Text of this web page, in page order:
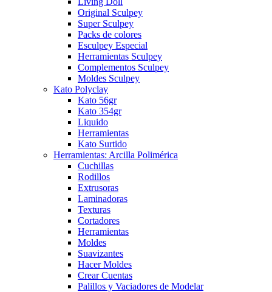
Original Sculpey
Super Sculpey
Packs de colores
Esculpey Especial
Herramientas Sculpey
Complementos Sculpey
Moldes Sculpey
Kato Polyclay
Kato 56gr
Kato 354gr
Liquido
Herramientas
Kato Surtido
Herramientas: Arcilla Polimérica
Cuchillas
Rodillos
Extrusoras
Laminadoras
Texturas
Cortadores
Herramientas
Moldes
Suavizantes
Hacer Moldes
Crear Cuentas
Palillos y Vaciadores de Modelar